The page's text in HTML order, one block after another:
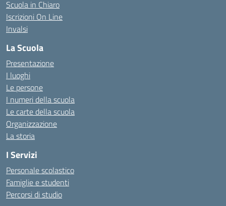
Scuola in Chiaro
Iscrizioni On Line
Invalsi
La Scuola
Presentazione
I luoghi
Le persone
I numeri della scuola
Le carte della scuola
Organizzazione
La storia
I Servizi
Personale scolastico
Famiglie e studenti
Percorsi di studio